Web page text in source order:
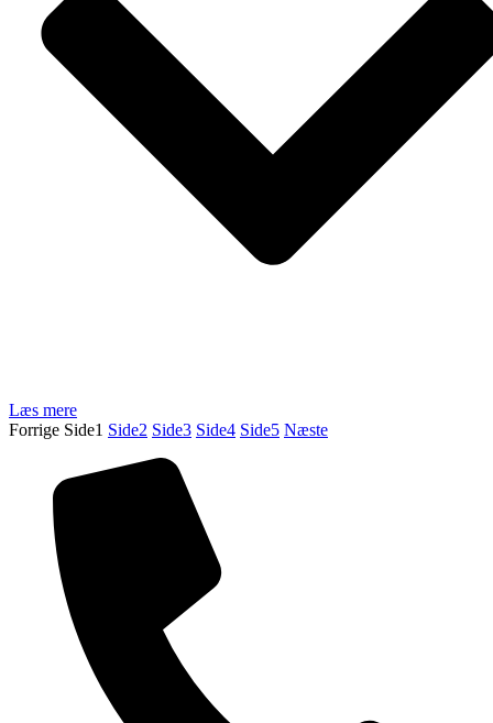
Læs mere
Forrige Side1 Side2 Side3 Side4 Side5 Næste